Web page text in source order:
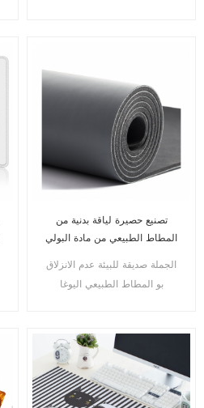
تصنيع حصيرة لياقة بدنية من
المطاط الطبيعي من مادة البولي
مخصصة باللون الأسود
الجملة صديقة للبيئة عدم الانزلاق
بو المطاط الطبيعي اليوغا